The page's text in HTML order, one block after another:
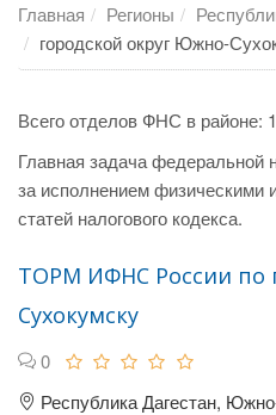
Главная Регионы
городской округ Южно-
Всего отделов ФНС в районе:
Главная задача федеральной
за исполнением физическими
статей налогового кодекса.
ТОРМ ИФНС России по
Сухокумску
0
Республика Дагестан,